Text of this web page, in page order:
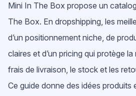
Mini In The Box propose un
The Box. En dropshipping, les
d’un positionnement niche, de
claires et d’un pricing qui protège
frais de livraison, le stock et les
Ce guide donne des idées